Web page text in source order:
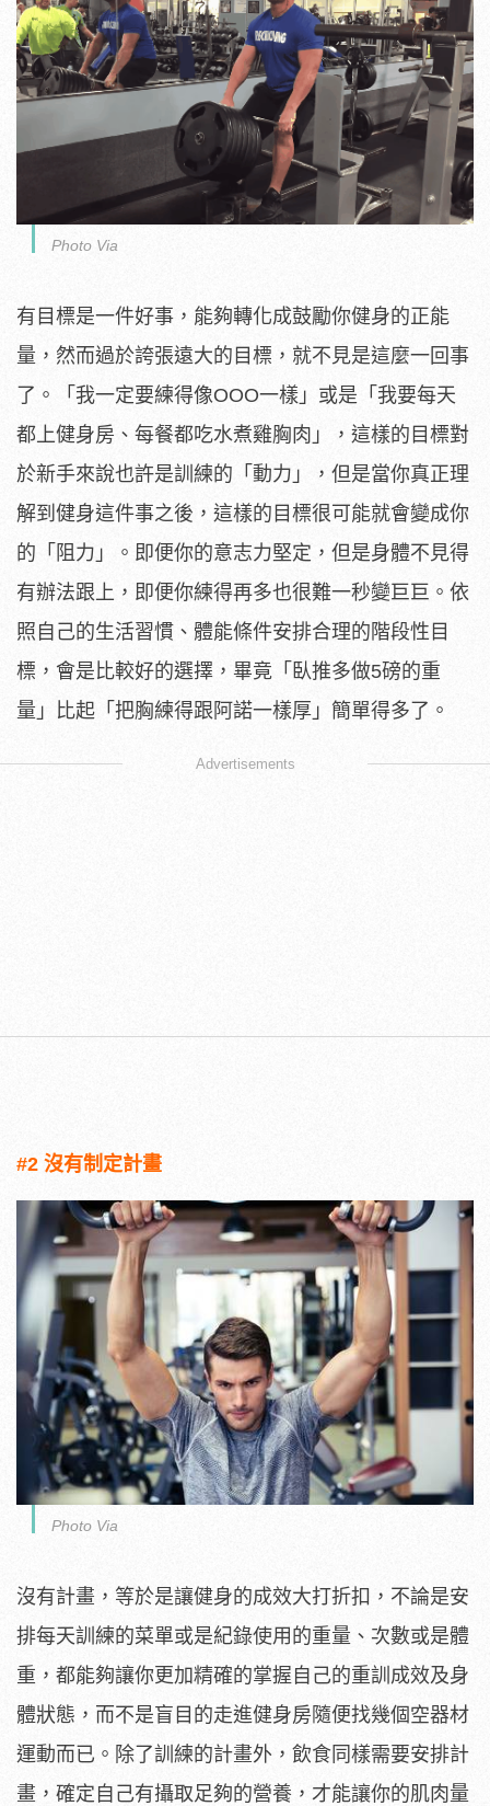
Photo Via
有目標是一件好事，能夠轉化成鼓勵你健身的正能
量，然而過於誇張遠大的目標，就不見是這麼一回事
了。「我一定要練得像OOO一樣」或是「我要每天
都上健身房、每餐都吃水煮雞胸肉」，這樣的目標對
於新手來說也許是訓練的「動力」，但是當你真正理
解到健身這件事之後，這樣的目標很可能就會變成你
的「阻力」。即便你的意志力堅定，但是身體不見得
有辦法跟上，即便你練得再多也很難一秒變巨巨。依
照自己的生活習慣、體能條件安排合理的階段性目
標，會是比較好的選擇，畢竟「臥推多做5磅的重
量」比起「把胸練得跟阿諾一樣厚」簡單得多了。
Advertisements
#2 沒有制定計畫
Photo Via
沒有計畫，等於是讓健身的成效大打折扣，不論是安
排每天訓練的菜單或是紀錄使用的重量、次數或是體
重，都能夠讓你更加精確的掌握自己的重訓成效及身
體狀態，而不是盲目的走進健身房隨便找幾個空器材
運動而已。除了訓練的計畫外，飲食同樣需要安排計
畫，確定自己有攝取足夠的營養，才能讓你的肌肉量